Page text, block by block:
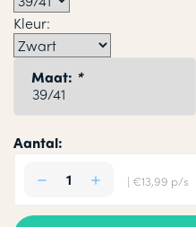
Kleur:
Maat: *
Aantal:
| €13,99 p/s